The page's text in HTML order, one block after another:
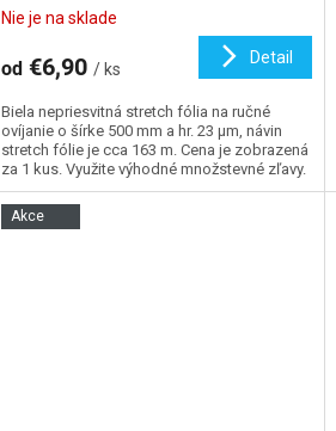
Nie je na sklade
od €6,90 / ks
Detail
Biela nepriesvitná stretch fólia na ručné
ovíjanie o šírke 500 mm a hr. 23 µm, návin
stretch fólie je cca 163 m. Cena je zobrazená
za 1 kus. Využite výhodné množstevné zľavy.
Akce